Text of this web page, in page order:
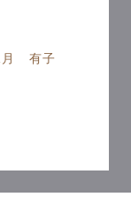
子